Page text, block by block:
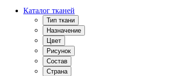
Каталог тканей
Тип ткани
Назначение
Цвет
Рисунок
Состав
Страна